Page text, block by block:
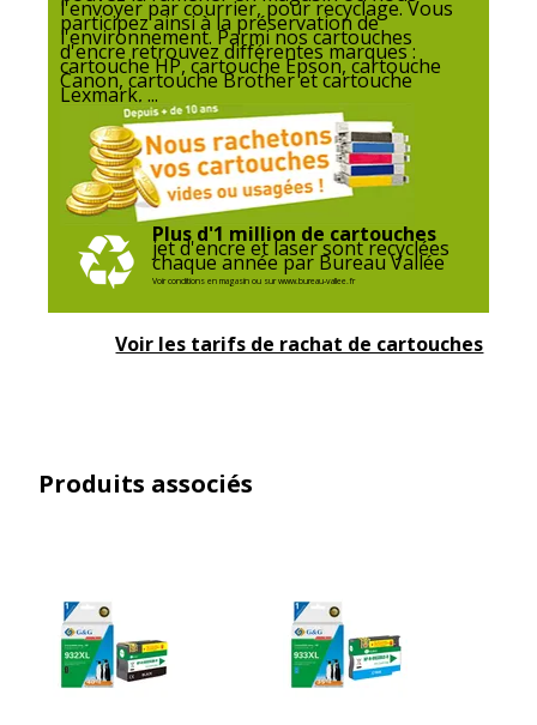
l'envoyer par courrier, pour recyclage. Vous
participez ainsi à la préservation de
l'environnement. Parmi nos cartouches
d'encre retrouvez différentes marques :
cartouche HP, cartouche Epson, cartouche
Canon, cartouche Brother et cartouche
Lexmark, ...
Plus d'1 million de cartouches
jet d'encre et laser sont recyclées
chaque année par Bureau Vallée
Voir conditions en magasin ou sur www.bureau-vallee.fr
Voir les tarifs de rachat de cartouches
Produits associés